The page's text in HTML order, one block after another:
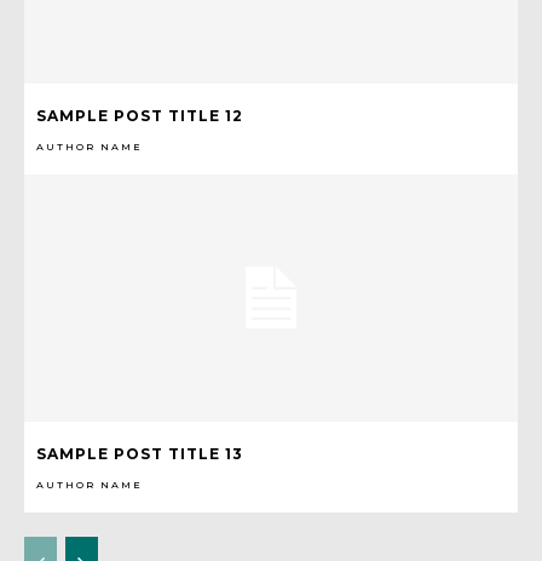
SAMPLE POST TITLE 12
AUTHOR NAME
SAMPLE POST TITLE 13
AUTHOR NAME